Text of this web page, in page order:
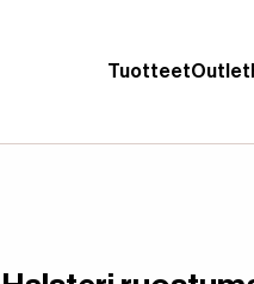
TuotteetOutlet